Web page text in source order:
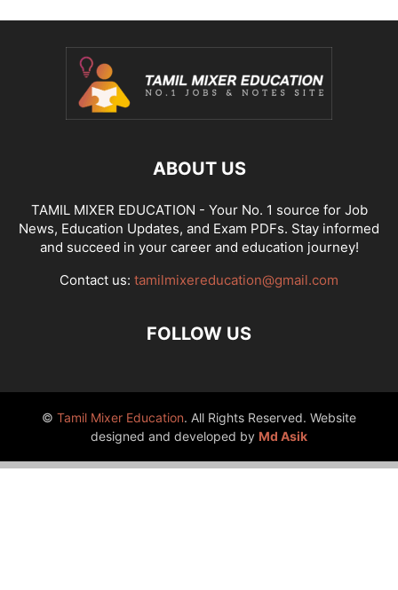
ABOUT US
TAMIL MIXER EDUCATION - Your No. 1 source for Job
News, Education Updates, and Exam PDFs. Stay informed
and succeed in your career and education journey!
Contact us: tamilmixereducation@gmail.com
FOLLOW US
© Tamil Mixer Education. All Rights Reserved. Website
designed and developed by Md Asik